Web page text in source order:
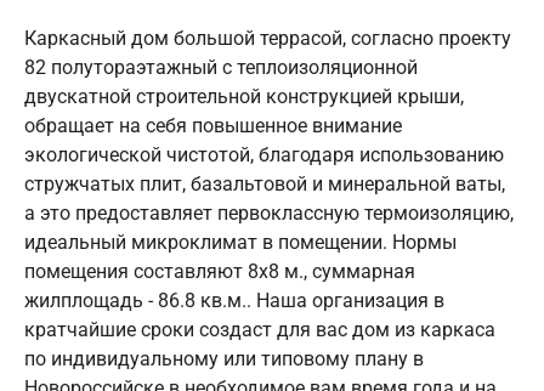
Каркасный дом большой террасой, согласно проекту
82 полутораэтажный с теплоизоляционной
двускатной строительной конструкцией крыши,
обращает на себя повышенное внимание
экологической чистотой, благодаря использованию
стружчатых плит, базальтовой и минеральной ваты,
а это предоставляет первоклассную термоизоляцию,
идеальный микроклимат в помещении. Нормы
помещения составляют 8х8 м., суммарная
жилплощадь - 86.8 кв.м.. Наша организация в
кратчайшие сроки создаст для вас дом из каркаса
по индивидуальному или типовому плану в